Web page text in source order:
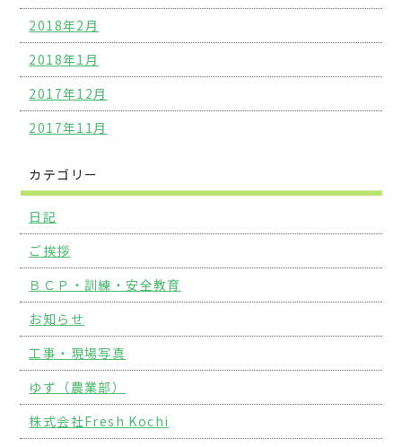
2018年2月
2018年1月
2017年12月
2017年11月
カテゴリー
日記
ご挨拶
ＢＣＰ・訓練・安全教育
お知らせ
工事・現場写真
ゆず（農業部）
株式会社Fresh Kochi